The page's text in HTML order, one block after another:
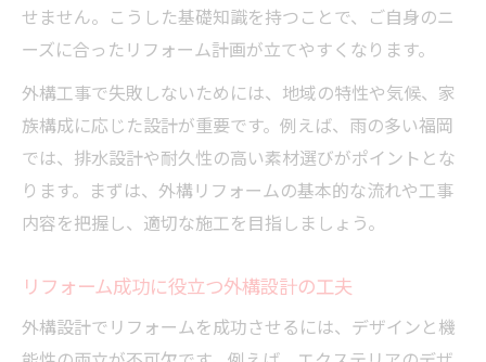
タイミングを逃さない外構工事の始め方
リフォーム計画時に考えたいポイント
外構工事で暮らしの質を向上させるコツ
リフォームで安心できる外構工事を目指して
外構リフォームで重視すべき安全対策とは
リフォーム工事前の事前確認ポイント
外構リフォーム後のメンテナンス方法
リフォーム保証制度とサポート体制の重要
性
せません。こうした基礎知識を持つことで、ご自身のニ
ーズに合ったリフォーム計画が立てやすくなります。
外構工事で失敗しないためには、地域の特性や気候、家
族構成に応じた設計が重要です。例えば、雨の多い福岡
では、排水設計や耐久性の高い素材選びがポイントとな
ります。まずは、外構リフォームの基本的な流れや工事
内容を把握し、適切な施工を目指しましょう。
リフォーム成功に役立つ外構設計の工夫
外構設計でリフォームを成功させるには、デザインと機